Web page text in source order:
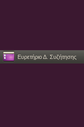
Ευρετήριο Δ. Συζήτησης